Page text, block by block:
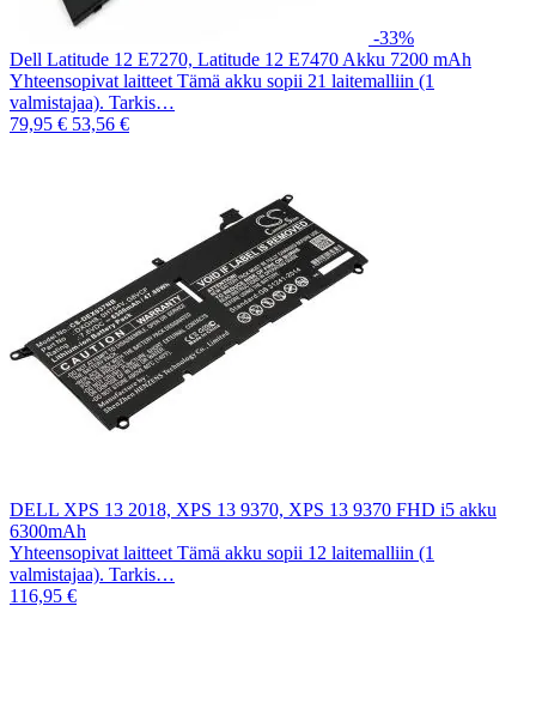
-33%
Dell Latitude 12 E7270, Latitude 12 E7470 Akku 7200 mAh
Yhteensopivat laitteet Tämä akku sopii 21 laitemalliin (1
valmistajaa). Tarkis…
79,95 € 53,56 €
DELL XPS 13 2018, XPS 13 9370, XPS 13 9370 FHD i5 akku
6300mAh
Yhteensopivat laitteet Tämä akku sopii 12 laitemalliin (1
valmistajaa). Tarkis…
116,95 €